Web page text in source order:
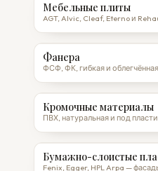
Мебельные плиты
AGT, Alvic, Cleaf, Eterno и
Фанера
ФСФ, ФК, гибкая и облегчённая
Кромочные материалы
ПВХ, натуральная и под
Бумажно-слоистые
Fenix, Egger, HPL Arpa —